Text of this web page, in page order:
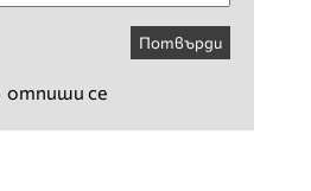
Потвърди
отпиши се